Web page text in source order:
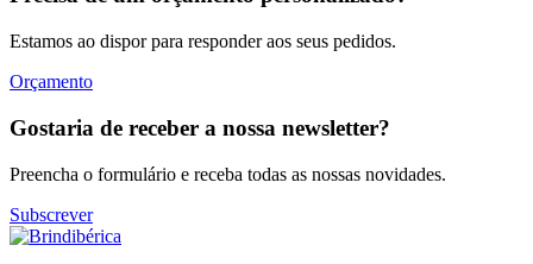
Estamos ao dispor para responder aos seus pedidos.
Orçamento
Gostaria de receber a nossa newsletter?
Preencha o formulário e receba todas as nossas novidades.
Subscrever